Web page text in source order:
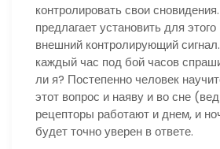
контролировать свои
предлагает установить для
внешний контролирующий
каждый час под бой часов
ли я? Постепенно человек
этот вопрос и наяву и во сне
рецепторы работают и днем, и
будет точно уверен в ответе.